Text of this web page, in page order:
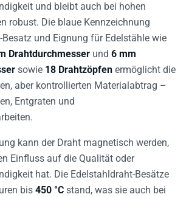
und bleibt auch bei hohen
robust. Die blaue Kennzeichnung
und Eignung für Edelstähle wie
Drahtdurchmesser und 6 mm
sowie 18 Drahtzöpfen ermöglicht die
aber kontrollierten Materialabtrag –
Entgraten und
kann der Draht magnetisch werden,
Einfluss auf die Qualität oder
hat. Die Edelstahldraht-Besätze
bis 450 °C stand, was sie auch bei